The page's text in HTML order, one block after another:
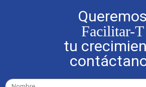
Queremos
Facilitar-T
tu